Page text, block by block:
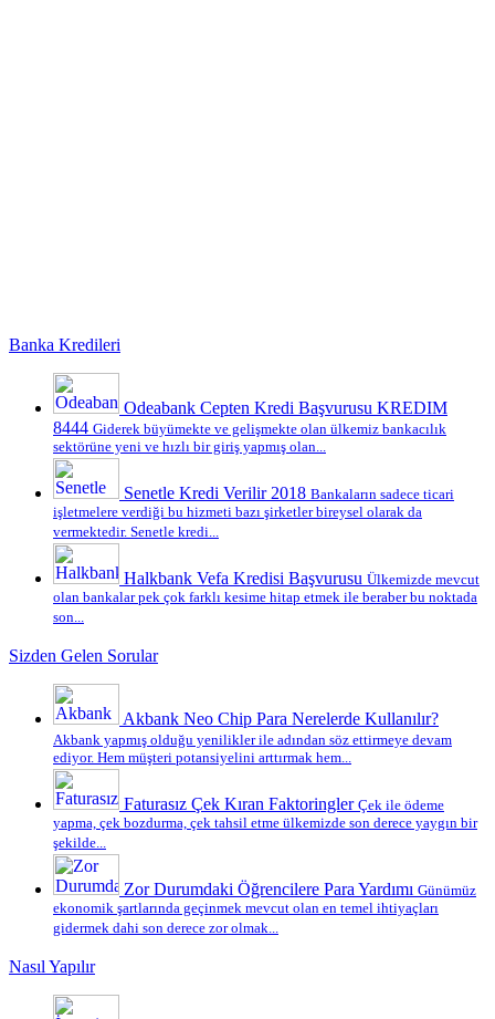
Banka Kredileri
Odeabank Cepten Kredi Başvurusu KREDIM
8444 Giderek büyümekte ve gelişmekte olan ülkemiz bankacılık
sektörüne yeni ve hızlı bir giriş yapmış olan...
Senetle Kredi Verilir 2018 Bankaların sadece ticari
işletmelere verdiği bu hizmeti bazı şirketler bireysel olarak da
vermektedir. Senetle kredi...
Halkbank Vefa Kredisi Başvurusu Ülkemizde mevcut
olan bankalar pek çok farklı kesime hitap etmek ile beraber bu noktada
son...
Sizden Gelen Sorular
Akbank Neo Chip Para Nerelerde Kullanılır?
Akbank yapmış olduğu yenilikler ile adından söz ettirmeye devam
ediyor. Hem müşteri potansiyelini arttırmak hem...
Faturasız Çek Kıran Faktoringler Çek ile ödeme
yapma, çek bozdurma, çek tahsil etme ülkemizde son derece yaygın bir
şekilde...
Zor Durumdaki Öğrencilere Para Yardımı Günümüz
ekonomik şartlarında geçinmek mevcut olan en temel ihtiyaçları
gidermek dahi son derece zor olmak...
Nasıl Yapılır